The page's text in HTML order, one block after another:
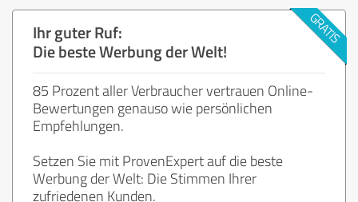
Ihr guter Ruf:
Die beste Werbung der Welt!
85 Prozent aller Verbraucher vertrauen Online-
Bewertungen genauso wie persönlichen
Empfehlungen.
Setzen Sie mit ProvenExpert auf die beste
Werbung der Welt: Die Stimmen Ihrer
zufriedenen Kunden.